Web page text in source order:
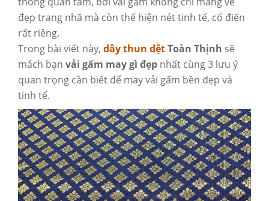
đẹp trang nhã mà còn thể hiện nét tinh tế, cổ điển
rất riêng.
Trong bài viết này, dây thun dệtToàn Thịnh sẽ
mách bạn vải gấm may gì đẹp nhất cùng 3 lưu ý
quan trọng cần biết để may vải gấm bền đẹp và
tinh tế.